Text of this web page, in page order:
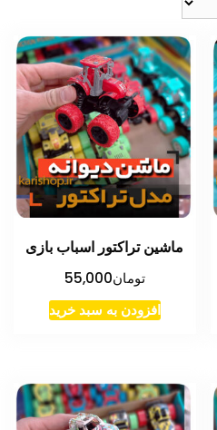
ماشین تراکتور اسباب بازی
تومان55,000
افزودن به سبد خرید